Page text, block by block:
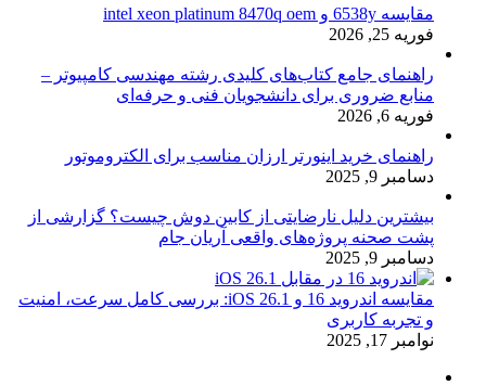
مقایسه 6538y و intel xeon platinum 8470q oem
فوریه 25, 2026
راهنمای جامع کتاب‌های کلیدی رشته مهندسی کامپیوتر –
منابع ضروری برای دانشجویان فنی و حرفه‌ای
فوریه 6, 2026
راهنمای خرید اینورتر ارزان مناسب برای الکتروموتور
دسامبر 9, 2025
بیشترین دلیل نارضایتی از کابین دوش چیست؟ گزارشی از
پشت صحنه پروژه‌های واقعی آریان جام
دسامبر 9, 2025
مقایسه اندروید 16 و iOS 26.1: بررسی کامل سرعت، امنیت
و تجربه کاربری
نوامبر 17, 2025